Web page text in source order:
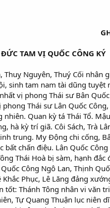
TAM VỊ QUỐC CÔNG KÝ
Nguyên, Thuý Cối nhân
sinh tam nam tài dũng
vị phong Thái sư Bân
Thái sư Lân Quốc
Quan kỳ tá Thái Tổ.
hà kỳ trí giã. Côi Sách, Trà
trung. My Động chi cống,
chấn điệu. Lân Quốc
Thái Hoà bị sàm, hạnh
Công Ngô Lan, Thịnh
Khắc Phục, Lê Lăng đảng
tốt: Thánh Tông nhân vi văn
Tự Quang Thuận lục niên